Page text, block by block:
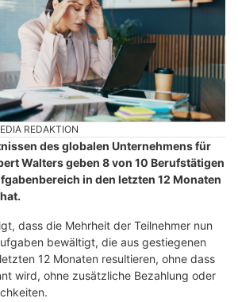
REDAKTION
des globalen Unternehmens für
Walters geben 8 von 10 Berufstätigen
in den letzten 12 Monaten
dass die Mehrheit der Teilnehmer nun
bewältigt, die aus gestiegenen
12 Monaten resultieren, ohne dass
wird, ohne zusätzliche Bezahlung oder